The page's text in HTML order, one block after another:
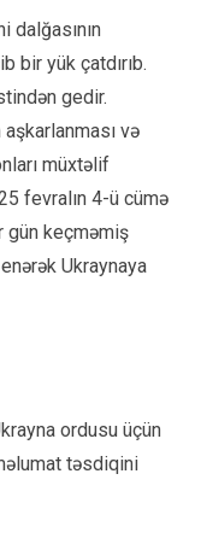
dalğasının
bir yük çatdırıb.
gedir.
və
müxtəlif
fevralın 4-ü cümə
gün keçməmiş
Ukraynaya
ordusu üçün
təsdiqini